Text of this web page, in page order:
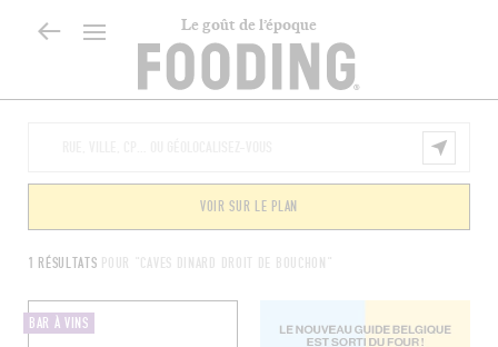
Le goût de l’époque
1 RÉSULTATS POUR "CAVES DINARD DROIT DE BOUCHON"
VOIR SUR LE PLAN
BAR À VINS